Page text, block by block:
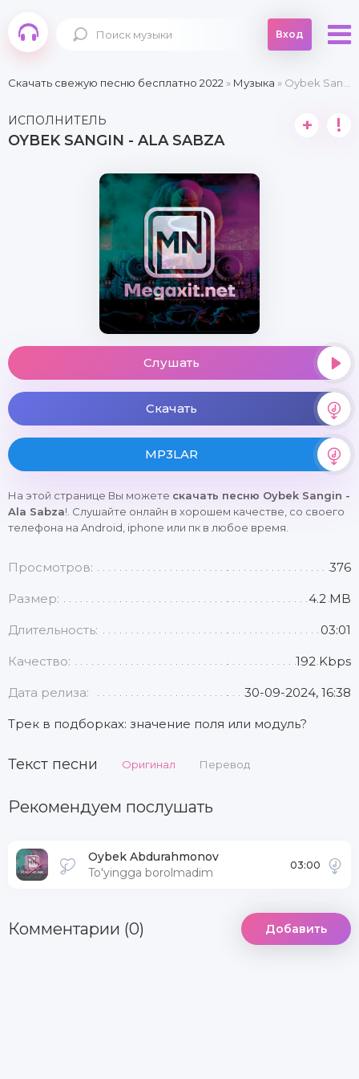
Вход
Скачать свежую песню бесплатно 2022 » Музыка » Oybek Sangin - Ala Sabza
ИСПОЛНИТЕЛЬ
OYBEK SANGIN - ALA SABZA
+ !
Слушать
Скачать
MP3LAR
На этой странице Вы можете скачать песню Oybek Sangin -
Ala Sabza!. Слушайте онлайн в хорошем качестве, со своего
телефона на Android, iphone или пк в любое время.
Просмотров: 376
Размер: 4.2 MB
Длительность: 03:01
Качество: 192 Kbps
Дата релиза: 30-09-2024, 16:38
Трек в подборках: значение поля или модуль?
Текст песни Оригинал Перевод
Рекомендуем послушать
Oybek Abdurahmonov
To'yingga borolmadim
03:00
Комментарии (0) Добавить